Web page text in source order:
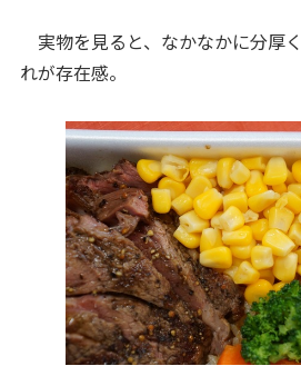
実物を見ると、なかなかに分厚
れが存在感。